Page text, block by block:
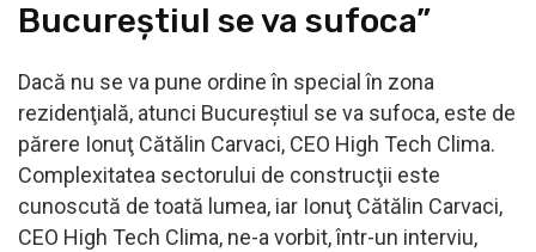
Bucureştiul se va sufoca”
Dacă nu se va pune ordine în special în zona
rezidenţială, atunci Bucureştiul se va sufoca, este de
părere Ionuţ Cătălin Carvaci, CEO High Tech Clima.
Complexitatea sectorului de construcţii este
cunoscută de toată lumea, iar Ionuţ Cătălin Carvaci,
CEO High Tech Clima, ne-a vorbit, într-un interviu,